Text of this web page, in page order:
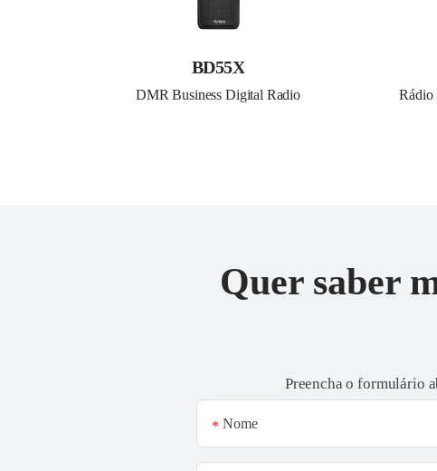
BD55X
DMR Business Digital Radio
Rádio
Quer saber
Preencha o formulário
Nome
*